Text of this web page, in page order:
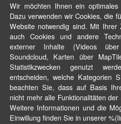
Wir möchten Ihnen ein optimales
Dazu verwenden wir Cookies, die
Website notwendig sind. Mit Ihrer
auch Cookies und andere
externer Inhalte (Videos
Soundcloud, Karten über
Statistikzwecken genutzt
entscheiden, welche Kategorien
beachten Sie, dass auf Basis
nicht mehr alle Funktionalitäten
Weitere Informationen und die
Einwillung finden Sie in unserer